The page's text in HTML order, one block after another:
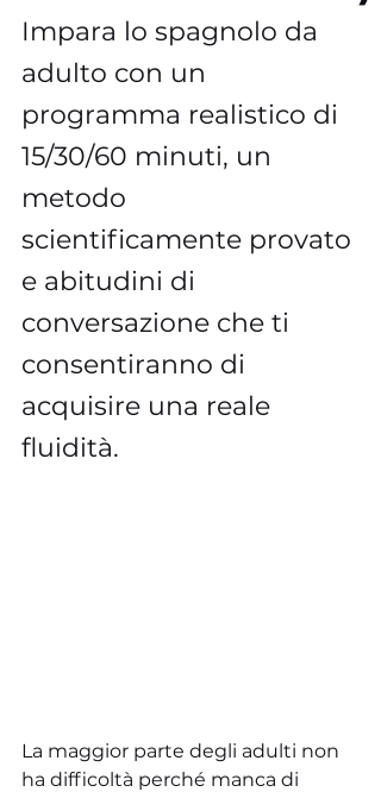
Impara lo spagnolo da
adulto con un
programma realistico di
15/30/60 minuti, un
metodo
scientificamente provato
e abitudini di
conversazione che ti
consentiranno di
acquisire una reale
fluidità.
La maggior parte degli adulti non
ha difficoltà perché manca di